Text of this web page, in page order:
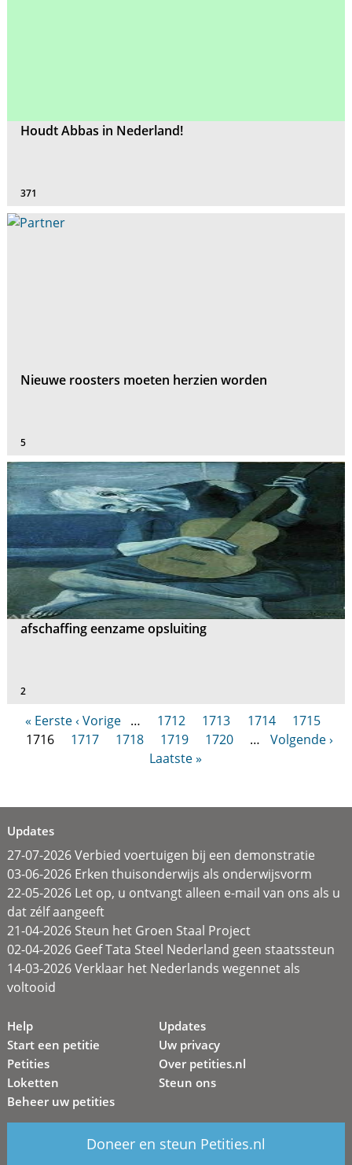
Houdt Abbas in Nederland!
371
Nieuwe roosters moeten herzien worden
5
afschaffing eenzame opsluiting
2
« Eerste ‹ Vorige … 1712 1713 1714
1715
1716
1717 1718 1719 1720 …
Volgende ›
Laatste »
Updates
27-07-2026 Verbied voertuigen bij een demonstratie
03-06-2026 Erken thuisonderwijs als onderwijsvorm
22-05-2026 Let op, u ontvangt alleen e-mail van ons als u
dat zélf aangeeft
21-04-2026 Steun het Groen Staal Project
02-04-2026 Geef Tata Steel Nederland geen staatssteun
14-03-2026 Verklaar het Nederlands wegennet als
voltooid
Help
Start een petitie
Petities
Loketten
Beheer uw petities
Updates
Uw privacy
Over petities.nl
Steun ons
Doneer en steun Petities.nl